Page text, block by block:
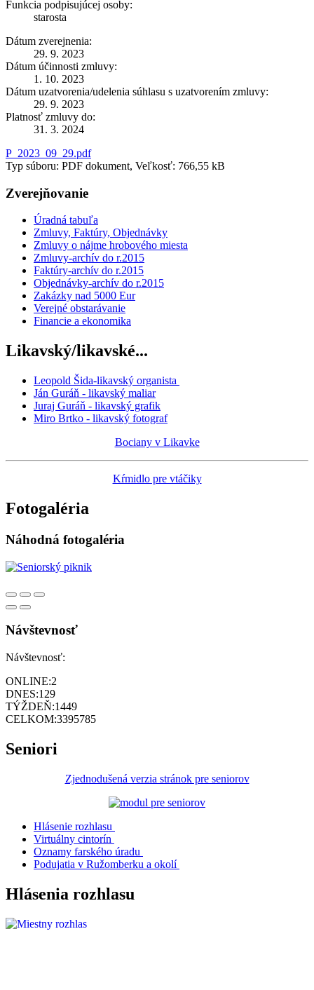
Funkcia podpisujúcej osoby:
starosta
Dátum zverejnenia:
29. 9. 2023
Dátum účinnosti zmluvy:
1. 10. 2023
Dátum uzatvorenia/udelenia súhlasu s uzatvorením zmluvy:
29. 9. 2023
Platnosť zmluvy do:
31. 3. 2024
P_2023_09_29.pdf
Typ súboru: PDF dokument, Veľkosť: 766,55 kB
Zverejňovanie
Úradná tabuľa
Zmluvy, Faktúry, Objednávky
Zmluvy o nájme hrobového miesta
Zmluvy-archív do r.2015
Faktúry-archív do r.2015
Objednávky-archív do r.2015
Zakázky nad 5000 Eur
Verejné obstarávanie
Financie a ekonomika
Likavský/likavské...
Leopold Šida-likavský organista
Ján Guráň - likavský maliar
Juraj Guráň - likavský grafik
Miro Brtko - likavský fotograf
Bociany v Likavke
Kŕmidlo pre vtáčiky
Fotogaléria
Náhodná fotogaléria
Návštevnosť
Návštevnosť:
ONLINE:2
DNES:129
TÝŽDEŇ:1449
CELKOM:3395785
Seniori
Zjednodušená verzia stránok pre seniorov
Hlásenie rozhlasu
Virtuálny cintorín
Oznamy farského úradu
Podujatia v Ružomberku a okolí
Hlásenia rozhlasu